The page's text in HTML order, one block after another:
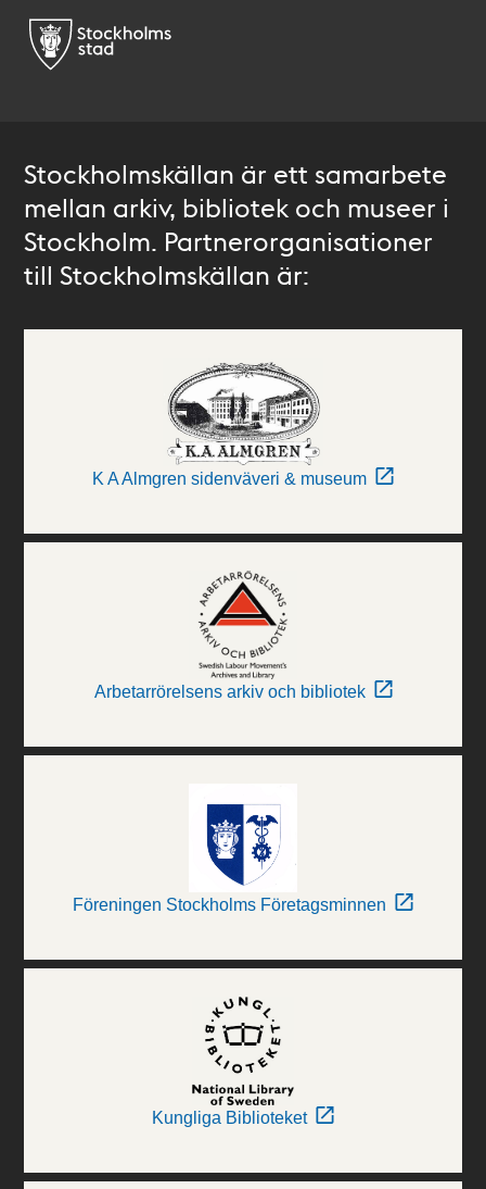
Stockholmskällan är ett samarbete
mellan arkiv, bibliotek och museer i
Stockholm. Partnerorganisationer
till Stockholmskällan är:
K A Almgren sidenväveri & museum
Arbetarrörelsens arkiv och bibliotek
Föreningen Stockholms Företagsminnen
Kungliga Biblioteket